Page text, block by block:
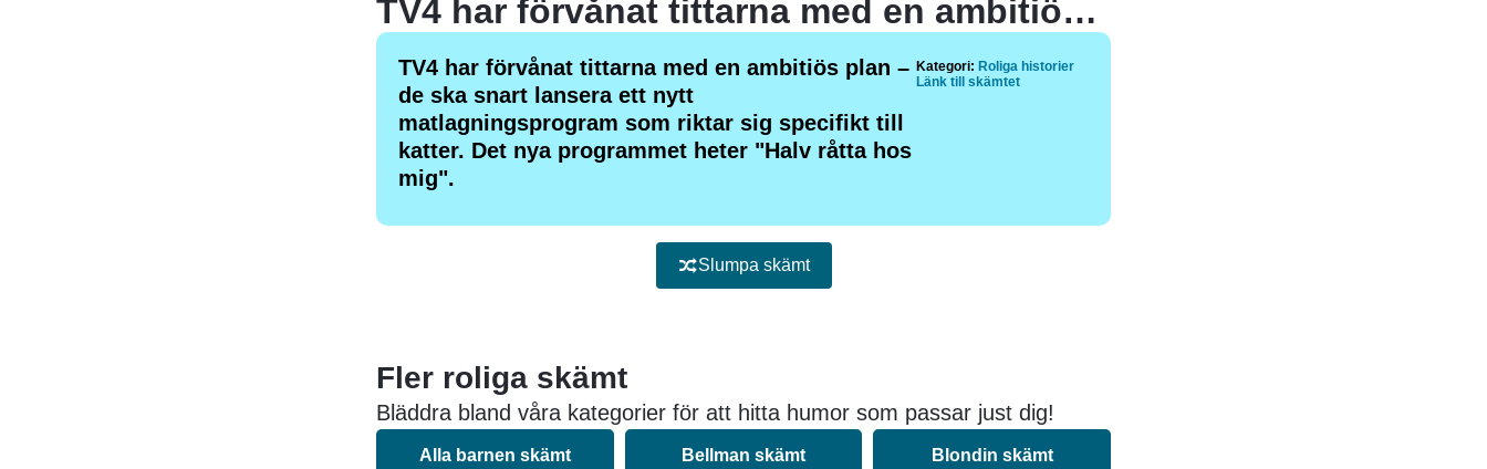
TV4 har förvånat tittarna med en ambitiös plan – de ska snart lansera ett nytt matlagningsprogram som riktar sig specifikt till katter. Det nya programmet heter “Halv råtta hos mig”.
TV4 har förvånat tittarna med en ambitiös plan –
de ska snart lansera ett nytt
matlagningsprogram som riktar sig specifikt till
katter. Det nya programmet heter "Halv råtta hos
mig".
Kategori: Roliga historier
Länk till skämtet
Slumpa skämt
Fler roliga skämt
Bläddra bland våra kategorier för att hitta humor som passar just dig!
Alla barnen skämt Bellman skämt Blondin skämt